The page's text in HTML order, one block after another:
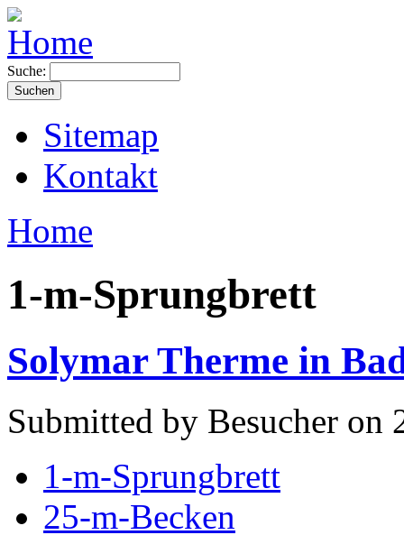
Suche:
Sitemap
Kontakt
Home
1-m-Sprungbrett
Solymar Therme in
Submitted by Besucher on
1-m-Sprungbrett
25-m-Becken